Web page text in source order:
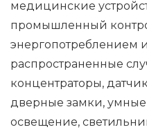
медицинские
промышленный
энергопотреблением
распространенные
концентраторы,
дверные замки, умные
освещение,